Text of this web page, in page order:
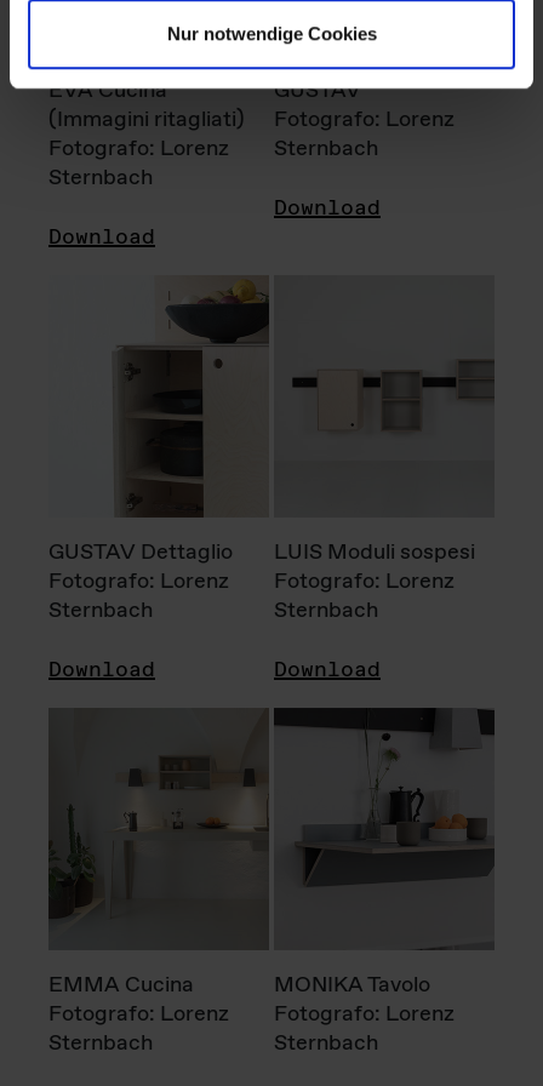
Nur notwendige Cookies
EVA Cucina
(Immagini ritagliati)
Fotografo: Lorenz
Sternbach
Download
GUSTAV
Fotografo: Lorenz
Sternbach
Download
GUSTAV Dettaglio
Fotografo: Lorenz
Sternbach
Download
LUIS Moduli sospesi
Fotografo: Lorenz
Sternbach
Download
EMMA Cucina
Fotografo: Lorenz
Sternbach
MONIKA Tavolo
Fotografo: Lorenz
Sternbach